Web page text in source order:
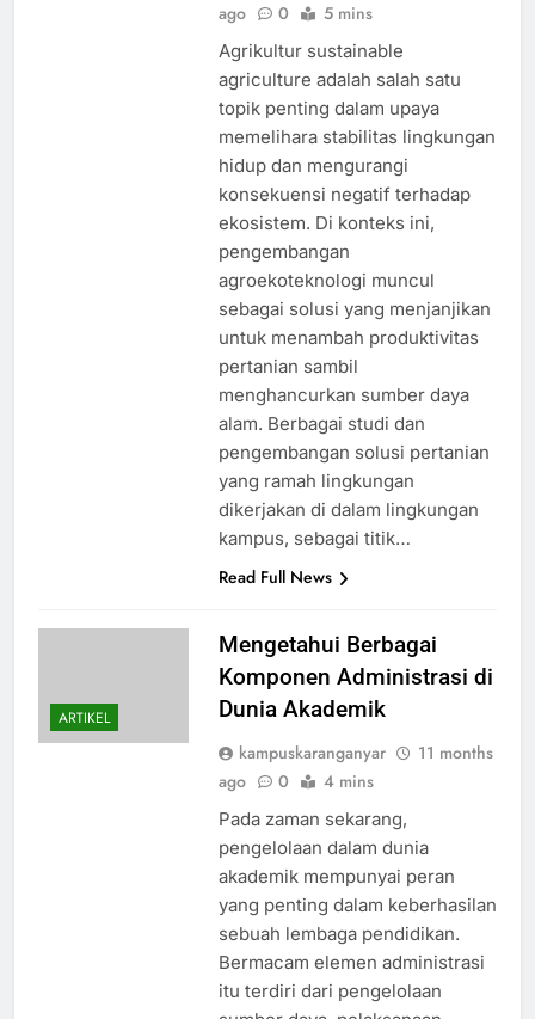
ago 0 5 mins
Agrikultur sustainable
agriculture adalah salah satu
topik penting dalam upaya
memelihara stabilitas lingkungan
hidup dan mengurangi
konsekuensi negatif terhadap
ekosistem. Di konteks ini,
pengembangan
agroekoteknologi muncul
sebagai solusi yang menjanjikan
untuk menambah produktivitas
pertanian sambil
menghancurkan sumber daya
alam. Berbagai studi dan
pengembangan solusi pertanian
yang ramah lingkungan
dikerjakan di dalam lingkungan
kampus, sebagai titik…
Read Full News
ARTIKEL
Mengetahui Berbagai
Komponen Administrasi di
Dunia Akademik
kampuskaranganyar
11 months
ago
0 4 mins
Pada zaman sekarang,
pengelolaan dalam dunia
akademik mempunyai peran
yang penting dalam keberhasilan
sebuah lembaga pendidikan.
Bermacam elemen administrasi
itu terdiri dari pengelolaan